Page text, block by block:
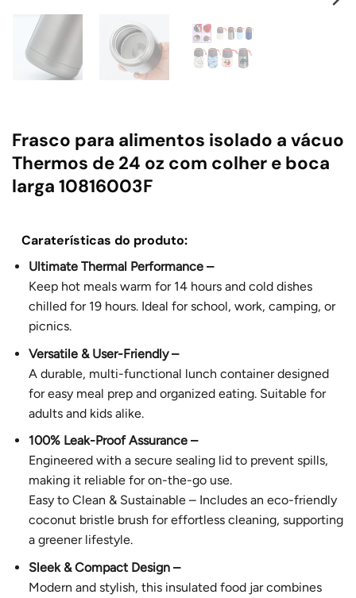
Frasco para alimentos isolado a vácuo
Thermos de 24 oz com colher e boca
larga 10816003F
Caraterísticas do produto:
Ultimate Thermal Performance –
Keep hot meals warm for 14 hours and cold dishes
chilled for 19 hours. Ideal for school, work, camping, or
picnics.
Versatile & User-Friendly –
A durable, multi-functional lunch container designed
for easy meal prep and organized eating. Suitable for
adults and kids alike.
100% Leak-Proof Assurance –
Engineered with a secure sealing lid to prevent spills,
making it reliable for on-the-go use.
Easy to Clean & Sustainable – Includes an eco-friendly
coconut bristle brush for effortless cleaning, supporting
a greener lifestyle.
Sleek & Compact Design –
Modern and stylish, this insulated food jar combines